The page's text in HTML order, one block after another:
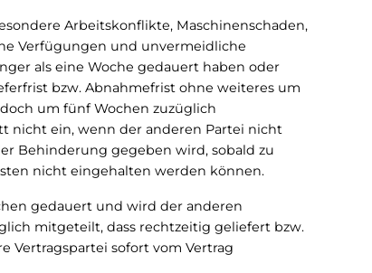
Arbeitskonflikte, Maschinenschaden,
Verfügungen und unvermeidliche
als eine Woche gedauert haben oder
bzw. Abnahmefrist ohne weiteres um
um fünf Wochen zuzüglich
nicht ein, wenn der anderen Partei nicht
Behinderung gegeben wird, sobald zu
nicht eingehalten werden können.
gedauert und wird der anderen
mitgeteilt, dass rechtzeitig geliefert bzw.
Vertragspartei sofort vom Vertrag